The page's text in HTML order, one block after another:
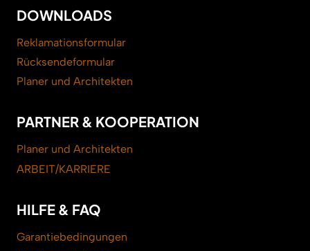
DOWNLOADS
Reklamationsformular
Rücksendeformular
Planer und Architekten
PARTNER & KOOPERATION
Planer und Architekten
ARBEIT/KARRIERE
HILFE & FAQ
Garantiebedingungen